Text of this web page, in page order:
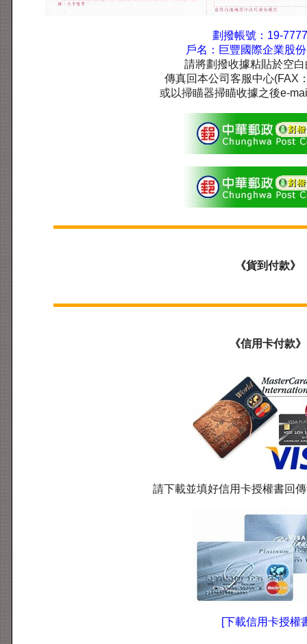
劃撥帳號：19-
戶名：巨豐國際企業股
請將劃撥收據粘貼於空
傳真回本公司客服中心(FAX
或以掃瞄器掃瞄收據之後e-
《貨到付款》
《信用卡付款》
請下載並填好信用卡授權書回
[下載信用卡授權